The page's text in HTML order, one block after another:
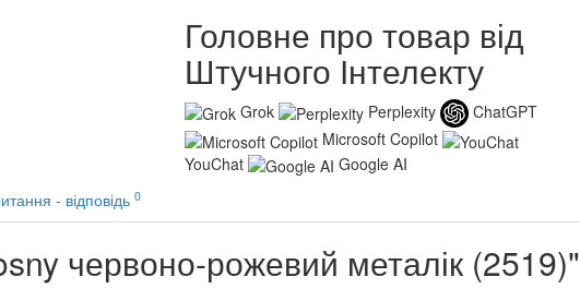
Головне про товар від
Штучного Інтелекту
Grok Perplexity
ChatGPT
Microsoft Copilot
YouChat
Google AI
- відповідь 0
червоно-рожевий металік (2519)"